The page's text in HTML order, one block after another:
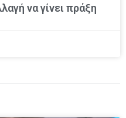
να γίνει πράξη